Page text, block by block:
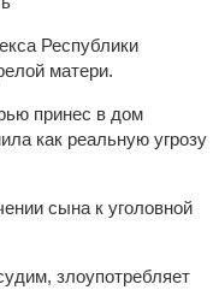
Республики
матери.
принес в дом
как реальную угрозу
сына к уголовной
злоупотребляет